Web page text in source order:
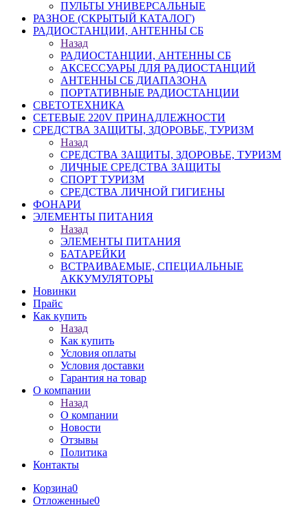
ПУЛЬТЫ УНИВЕРСАЛЬНЫЕ
РАЗНОЕ (СКРЫТЫЙ КАТАЛОГ)
РАДИОСТАНЦИИ, АНТЕННЫ CБ
Назад
РАДИОСТАНЦИИ, АНТЕННЫ CБ
АКСЕССУАРЫ ДЛЯ РАДИОСТАНЦИЙ
АНТЕННЫ CБ ДИАПАЗОНА
ПОРТАТИВНЫЕ РАДИОСТАНЦИИ
СВЕТОТЕХНИКА
СЕТЕВЫЕ 220V ПРИНАДЛЕЖНОСТИ
СРЕДСТВА ЗАЩИТЫ, ЗДОРОВЬЕ, ТУРИЗМ
Назад
СРЕДСТВА ЗАЩИТЫ, ЗДОРОВЬЕ, ТУРИЗМ
ЛИЧНЫЕ СРЕДСТВА ЗАЩИТЫ
СПОРТ ТУРИЗМ
СРЕДСТВА ЛИЧНОЙ ГИГИЕНЫ
ФОНАРИ
ЭЛЕМЕНТЫ ПИТАНИЯ
Назад
ЭЛЕМЕНТЫ ПИТАНИЯ
БАТАРЕЙКИ
ВСТРАИВАЕМЫЕ, СПЕЦИАЛЬНЫЕ
АККУМУЛЯТОРЫ
Новинки
Прайс
Как купить
Назад
Как купить
Условия оплаты
Условия доставки
Гарантия на товар
О компании
Назад
О компании
Новости
Отзывы
Политика
Контакты
Корзина0
Отложенные0